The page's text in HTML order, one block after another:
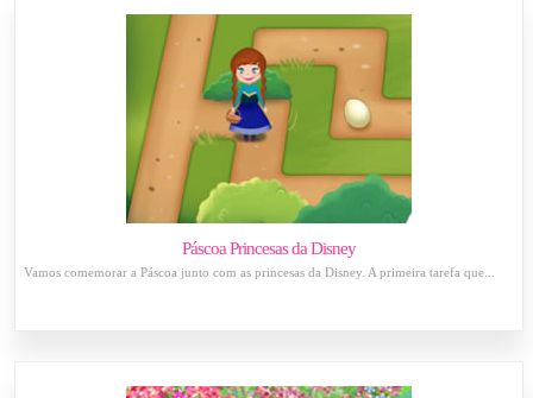
Páscoa Princesas da Disney
Vamos comemorar a Páscoa junto com as princesas da Disney. A primeira tarefa que...